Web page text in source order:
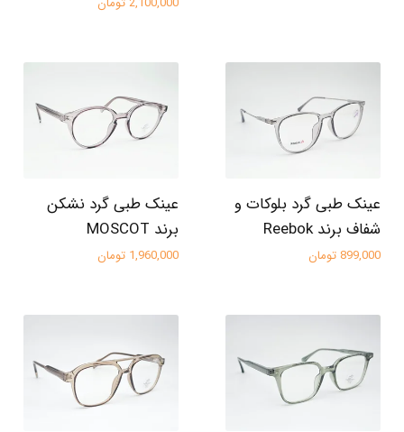
عینک طبی گرد بلوکات و
شفاف برند Reebok
899,000 تومان
عینک طبی گرد نشکن
برند MOSCOT
1,960,000 تومان